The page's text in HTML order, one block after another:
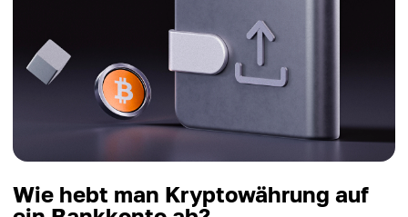
Wie hebt man Kryptowährung auf